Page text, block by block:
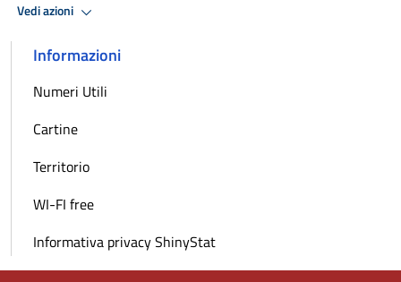
Vedi azioni
Informazioni
Numeri Utili
Cartine
Territorio
WI-FI free
Informativa privacy ShinyStat